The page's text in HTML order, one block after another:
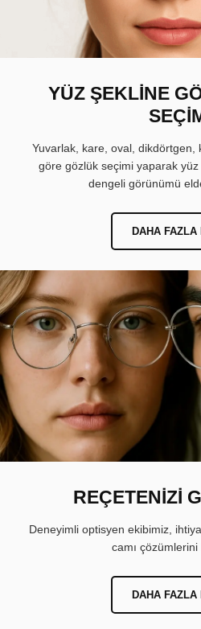
YÜZ ŞEKLİNE
Yuvarlak, kare, oval, dikdörtgen,
göre gözlük seçimi yaparak yüz
dengeli görünümü
DAHA FAZLA
REÇETENİZİ
Deneyimli optisyen ekibimiz,
camı çözümlerini
DAHA FAZLA